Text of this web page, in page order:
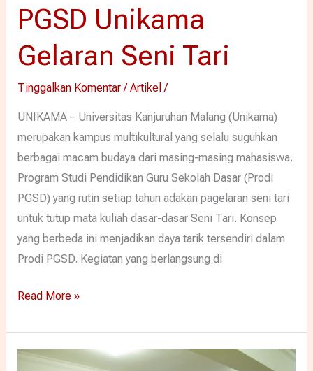
PGSD Unikama
Gelaran Seni Tari
Tinggalkan Komentar /Artikel /
UNIKAMA – Universitas Kanjuruhan Malang (Unikama)
merupakan kampus multikultural yang selalu suguhkan
berbagai macam budaya dari masing-masing mahasiswa.
Program Studi Pendidikan Guru Sekolah Dasar (Prodi
PGSD) yang rutin setiap tahun adakan pagelaran seni tari
untuk tutup mata kuliah dasar-dasar Seni Tari. Konsep
yang berbeda ini menjadikan daya tarik tersendiri dalam
Prodi PGSD. Kegiatan yang berlangsung di
Read More »
KENALKAN